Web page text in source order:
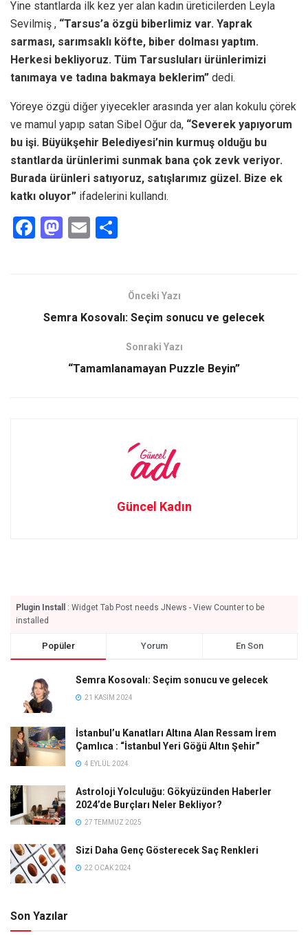
Yine stantlarda ilk kez yer alan kadın üreticilerden Leyla
Sevilmiş , “Tarsus’a özgü biberlimiz var. Yaprak
sarması, sarımsaklı köfte, biber dolması yaptım.
Herkesi bekliyoruz. Tüm Tarsusluları ürünlerimizi
tanımaya ve tadına bakmaya beklerim” dedi.
Yöreye özgü diğer yiyecekler arasında yer alan kokulu çörek
ve mamul yapıp satan Sibel Oğur da, “Severek yapıyorum
bu işi. Büyükşehir Belediyesi’nin kurmuş olduğu bu
stantlarda ürünlerimi sunmak bana çok zevk veriyor.
Burada ürünleri satıyoruz, satışlarımız güzel. Bize ek
katkı oluyor” ifadelerini kullandı.
F
o
M
d
n
E
Önceki Yazı
Semra Kosovalı: Seçim sonucu ve gelecek
Sonraki Yazı
“Tamamlanamayan Puzzle Beyin”
Güncel Kadın
Plugin Install
: Widget Tab Post needs JNews - View Counter to be
installed
Popüler Yorum En Son
Semra Kosovalı: Seçim sonucu ve gelecek
21 KASIM 2024
İstanbul’u Kanatları Altına Alan Ressam İrem
Çamlıca : “İstanbul Yeri Göğü Altın Şehir”
4 EYLÜL 2024
Astroloji Yolculuğu: Gökyüzünden Haberler
2024’de Burçları Neler Bekliyor?
27 TEMMUZ 2025
Sizi Daha Genç Gösterecek Saç Renkleri
22 OCAK 2024
Son Yazılar